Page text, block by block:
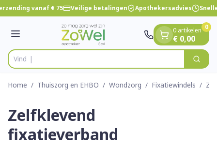
Ga naar de inhoud
1 van 1vanaf € 75 Veilige betalingen Apothekersadvies
Menu
Product, merk, categorie...
Vind snel wondver Zoek
0 artikelen
€ 0,00
0
Home / Thuiszorg en EHBO / Wondzorg / Fixatiewindels /
Zelfklevend
fixatieverband